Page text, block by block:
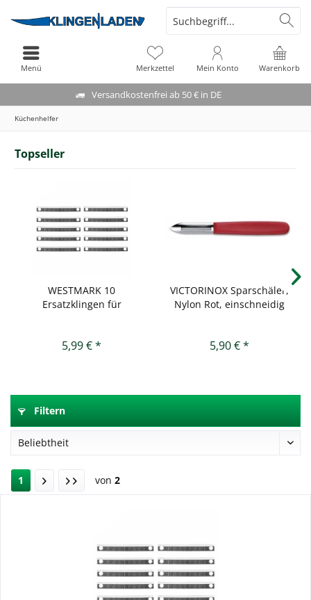
Versandkostenfrei ab 50 € in DE
Warenkorb
Merkzettel Mein Konto
Menü
Küchenhelfer
Topseller
WESTMARK 10
Ersatzklingen für
5,99 € *
VICTORINOX Sparschäler,
Nylon Rot, einschneidig
5,90 € *
Filtern
1 von 2